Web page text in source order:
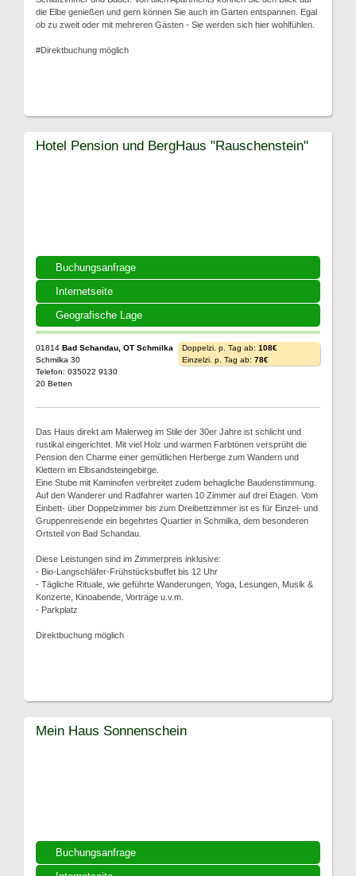
die Elbe genießen und gern können Sie auch im Garten entspannen. Egal
ob zu zweit oder mit mehreren Gästen - Sie werden sich hier wohlfühlen.
#Direktbuchung möglich
Buchungsanfrage
Internetseite
Geografische Lage
Hotel Pension und BergHaus "Rauschenstein"
01814 Bad Schandau, OT Schmilka
Schmilka 30
Telefon: 035022 9130
20 Betten
Doppelzi. p. Tag ab: 108€
Einzelzi. p. Tag ab: 78€
Das Haus direkt am Malerweg im Stile der 30er Jahre ist schlicht und
rustikal eingerichtet. Mit viel Holz und warmen Farbtönen versprüht die
Pension den Charme einer gemütlichen Herberge zum Wandern und
Klettern im Elbsandsteingebirge.
Eine Stube mit Kaminofen verbreitet zudem behagliche Baudenstimmung.
Auf den Wanderer und Radfahrer warten 10 Zimmer auf drei Etagen. Vom
Einbett- über Doppelzimmer bis zum Dreibettzimmer ist es für Einzel- und
Gruppenreisende ein begehrtes Quartier in Schmilka, dem besonderen
Ortsteil von Bad Schandau.
Diese Leistungen sind im Zimmerpreis inklusive:
- Bio-Langschläfer-Frühstücksbuffet bis 12 Uhr
- Tägliche Rituale, wie geführte Wanderungen, Yoga, Lesungen, Musik &
Konzerte, Kinoabende, Vorträge u.v.m.
- Parkplatz
Direktbuchung möglich
Buchungsanfrage
Mein Haus Sonnenschein